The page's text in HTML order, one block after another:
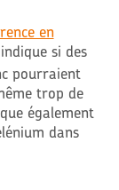
en
si des
pourraient
trop de
également
dans